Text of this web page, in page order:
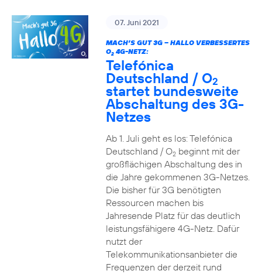
07. Juni 2021
MACH’S GUT 3G – HALLO VERBESSERTES
O24G-NETZ:
Telefónica
Deutschland / O2
startet bundesweite
Abschaltung des 3G-
Netzes
Ab 1. Juli geht es los: Telefónica
Deutschland / O2beginnt mit der
großflächigen Abschaltung des in
die Jahre gekommenen 3G-Netzes.
Die bisher für 3G benötigten
Ressourcen machen bis
Jahresende Platz für das deutlich
leistungsfähigere 4G-Netz. Dafür
nutzt der
Telekommunikationsanbieter die
Frequenzen der derzeit rund